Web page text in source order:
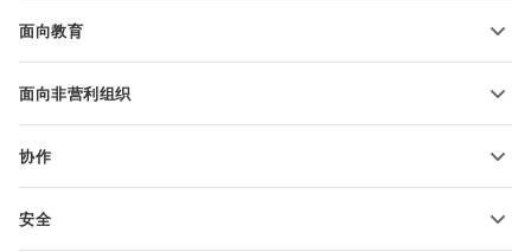
面向教育
适用于教育人士
面向非营利组织
申请免费帐户
协作
翻译人员
安全